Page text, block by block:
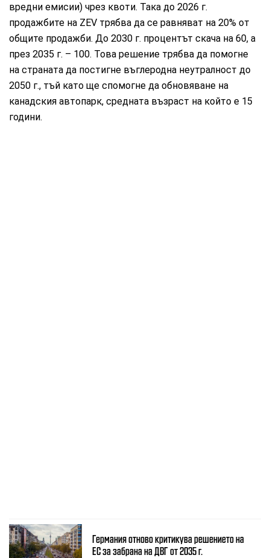
вредни емисии) чрез квоти. Така до 2026 г.
продажбите на ZEV трябва да се равняват на 20% от
общите продажби. До 2030 г. процентът скача на 60, а
през 2035 г. – 100. Това решение трябва да помогне
на страната да постигне въглеродна неутралност до
2050 г., тъй като ще спомогне да обновяване на
канадския автопарк, средната възраст на който е 15
години.
Германия отново критикува решението на
ЕС за забрана на ДВГ от 2035 г.